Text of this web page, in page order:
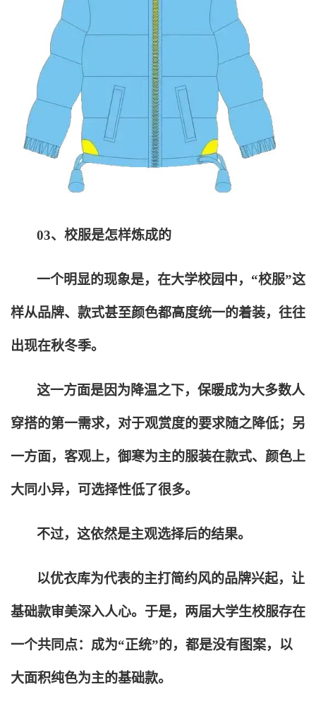
03、校服是怎样炼成的
一个明显的现象是，在大学校园中，“校服”这
样从品牌、款式甚至颜色都高度统一的着装，往往
出现在秋冬季。
这一方面是因为降温之下，保暖成为大多数人
穿搭的第一需求，对于观赏度的要求随之降低；另
一方面，客观上，御寒为主的服装在款式、颜色上
大同小异，可选择性低了很多。
不过，这依然是主观选择后的结果。
以优衣库为代表的主打简约风的品牌兴起，让
基础款审美深入人心。于是，两届大学生校服存在
一个共同点：成为“正统”的，都是没有图案，以
大面积纯色为主的基础款。